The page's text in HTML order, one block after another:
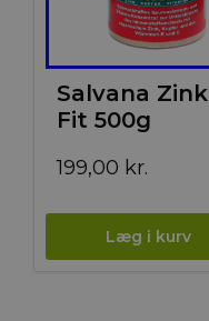
Salvana Zink
Fit 500g
199,00 kr.